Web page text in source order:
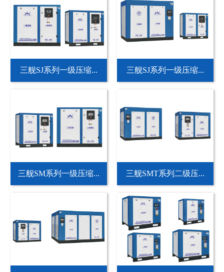
三舰SJ系列一级压缩... 三舰SJ系列一级压缩...
三舰SM系列一级压缩... 三舰SMT系列二级压...